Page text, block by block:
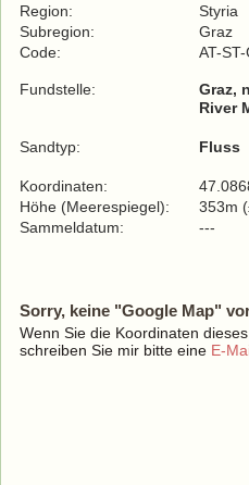
Region:
Styria
Subregion:
Graz
Code:
AT-ST-
Fundstelle:
Graz,
River
Sandtyp: Fluss
Koordinaten:
Höhe (Meerespiegel):
353m
Sammeldatum:
---
Sorry, keine "Google Map"
Wenn Sie die Koordinaten
schreiben Sie mir bitte eine E-